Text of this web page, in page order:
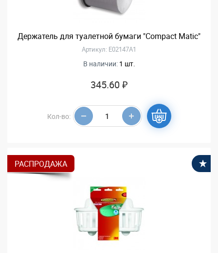
Держатель для туалетной бумаги "Compact Matic"
Артикул: E02147A1
В наличии: 1 шт.
345.60 ₽
Кол-во:
РАСПРОДАЖА